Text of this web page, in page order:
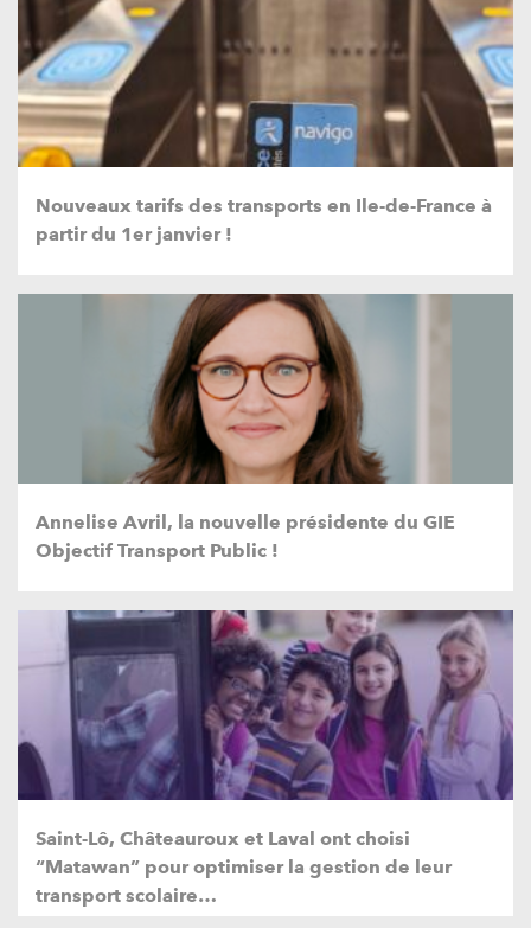
Nouveaux tarifs des transports en Ile-de-France à
partir du 1er janvier !
Annelise Avril, la nouvelle présidente du GIE
Objectif Transport Public !
Saint-Lô, Châteauroux et Laval ont choisi
“Matawan” pour optimiser la gestion de leur
transport scolaire…